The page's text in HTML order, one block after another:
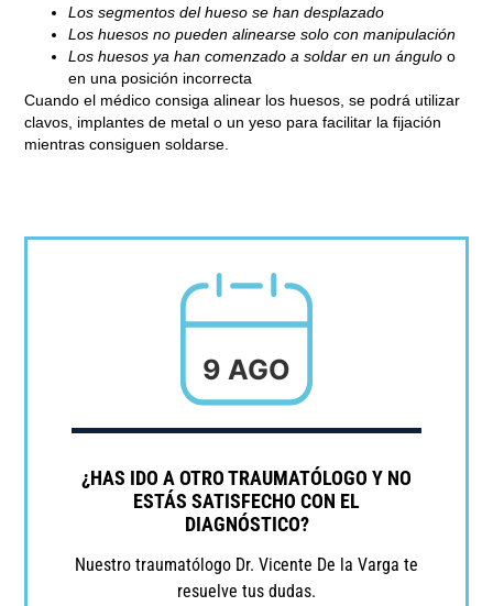
Los segmentos del hueso se han desplazado
Los huesos no pueden alinearse solo con manipulación
Los huesos ya han comenzado a soldar en un ángulo o
en una posición incorrecta
Cuando el médico consiga alinear los huesos, se podrá utilizar
clavos, implantes de metal o un yeso para facilitar la fijación
mientras consiguen soldarse.
9 AGO
¿HAS IDO A OTRO TRAUMATÓLOGO Y NO
ESTÁS SATISFECHO CON EL
DIAGNÓSTICO?
Nuestro traumatólogo Dr. Vicente De la Varga te
resuelve tus dudas.